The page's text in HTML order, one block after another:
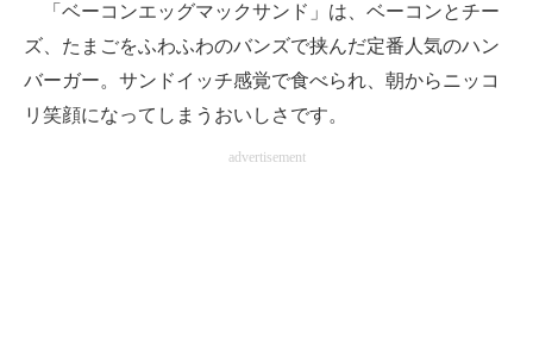
「ベーコンエッグマックサンド」は、ベーコンとチー
ズ、たまごをふわふわのバンズで挟んだ定番人気のハン
バーガー。サンドイッチ感覚で食べられ、朝からニッコ
リ笑顔になってしまうおいしさです。
advertisement